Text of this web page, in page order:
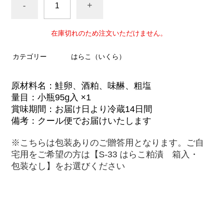
- +
在庫切れのため注文いただけません。
カテゴリー はらこ（いくら）
原材料名：鮭卵、酒粕、味醂、粗塩
量目：小瓶95g入 ×1
賞味期間：お届け日より冷蔵14日間
備考：クール便でお届けいたします
※こちらは包装ありのご贈答用となります。ご自
宅用をご希望の方は【S-33 はらこ粕漬 箱入・
包装なし】をお選びください